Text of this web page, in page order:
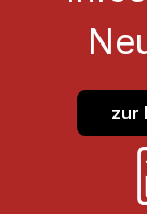
zur